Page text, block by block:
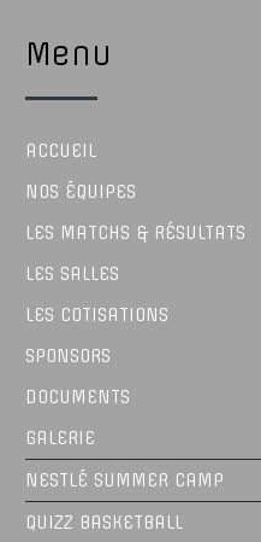
Menu
ACCUEIL
NOS ÉQUIPES
LES MATCHS & RÉSULTATS
LES SALLES
LES COTISATIONS
SPONSORS
DOCUMENTS
GALERIE
NESTLÉ SUMMER CAMP
QUIZZ BASKETBALL